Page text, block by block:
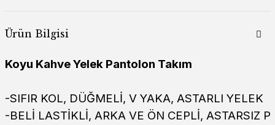
Ürün Bilgisi
Koyu Kahve Yelek Pantolon Takım
-SIFIR KOL, DÜĞMELİ, V YAKA, ASTARLI YELEK
-BELİ LASTİKLİ, ARKA VE ÖN CEPLİ, ASTARSIZ P